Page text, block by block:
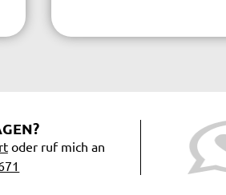
oder ruf mich an